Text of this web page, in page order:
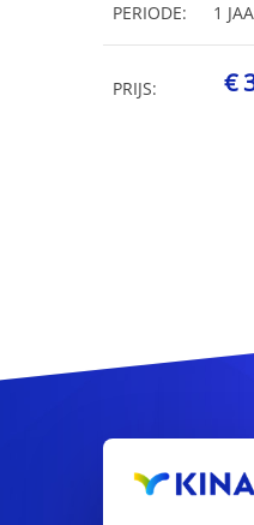
PERIODE: 1
PRIJS: €